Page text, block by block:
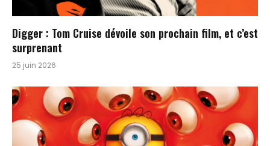
Digger : Tom Cruise dévoile son prochain film, et c’est
surprenant
25 juin 2026